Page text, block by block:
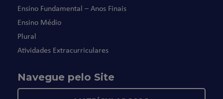
Ensino Fundamental – Anos Finais
Ensino Médio
Plural
Atividades Extracurriculares
Navegue pelo Site